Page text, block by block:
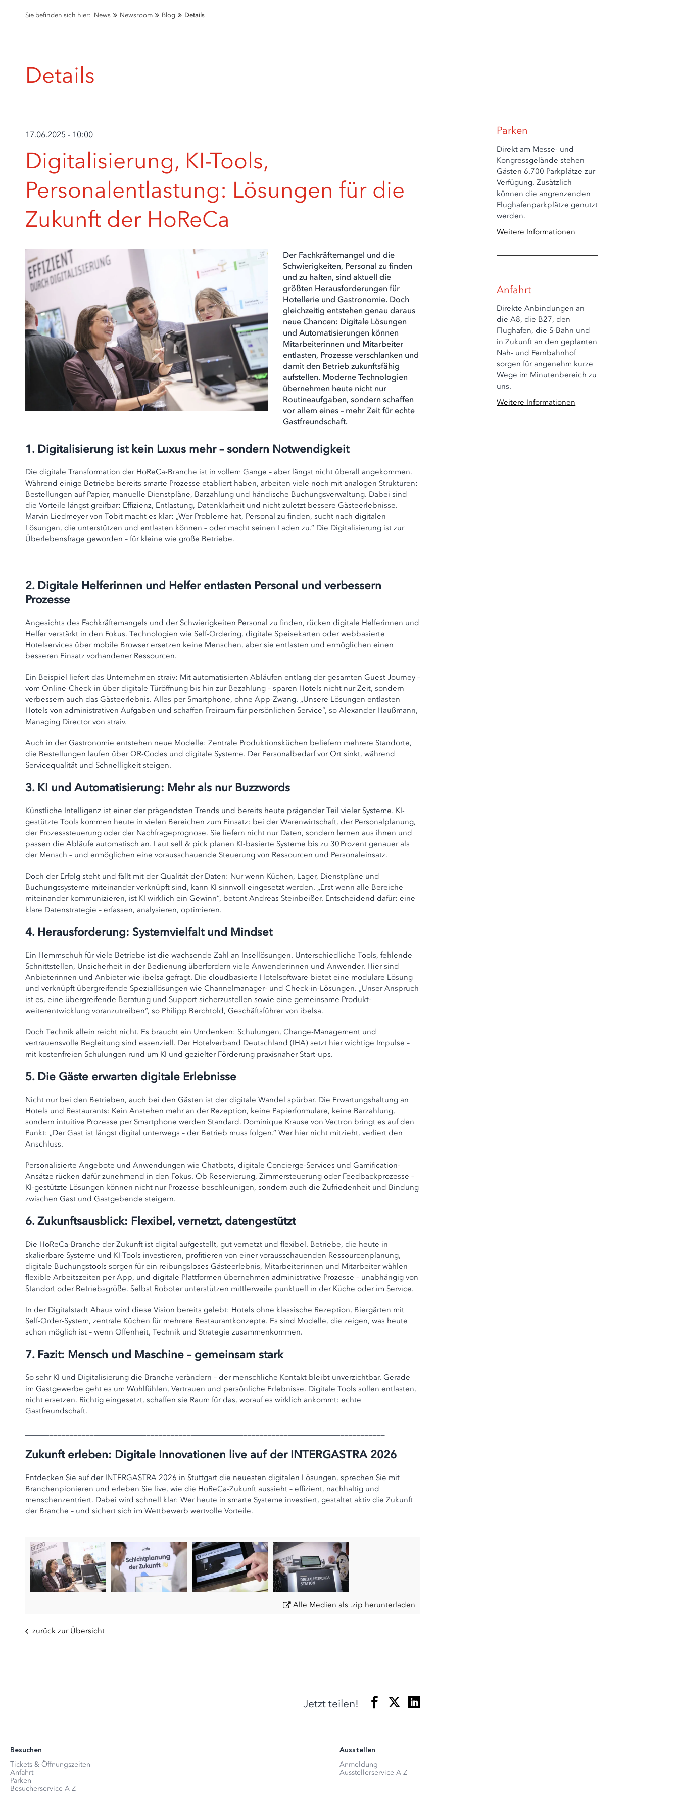
Sie befinden sich hier: News Newsroom Blog Details
Details
17.06.2025 - 10:00
Digitalisierung, KI-Tools,
Personalentlastung: Lösungen für die
Zukunft der HoReCa
Der Fachkräftemangel und die
Schwierigkeiten, Personal zu finden
und zu halten, sind aktuell die
größten Herausforderungen für
Hotellerie und Gastronomie. Doch
gleichzeitig entstehen genau daraus
neue Chancen: Digitale Lösungen
und Automatisierungen können
Mitarbeiterinnen und Mitarbeiter
entlasten, Prozesse verschlanken und
damit den Betrieb zukunftsfähig
aufstellen. Moderne Technologien
übernehmen heute nicht nur
Routineaufgaben, sondern schaffen
vor allem eines – mehr Zeit für echte
Gastfreundschaft.
1. Digitalisierung ist kein Luxus mehr – sondern Notwendigkeit
Die digitale Transformation der HoReCa-Branche ist in vollem Gange – aber längst nicht überall angekommen.
Während einige Betriebe bereits smarte Prozesse etabliert haben, arbeiten viele noch mit analogen Strukturen:
Bestellungen auf Papier, manuelle Dienstpläne, Barzahlung und händische Buchungsverwaltung. Dabei sind
die Vorteile längst greifbar: Effizienz, Entlastung, Datenklarheit und nicht zuletzt bessere Gästeerlebnisse.
Marvin Liedmeyer von Tobit macht es klar: „Wer Probleme hat, Personal zu finden, sucht nach digitalen
Lösungen, die unterstützen und entlasten können – oder macht seinen Laden zu.“ Die Digitalisierung ist zur
Überlebensfrage geworden – für kleine wie große Betriebe.
2. Digitale Helferinnen und Helfer entlasten Personal und verbessern
Prozesse
Angesichts des Fachkräftemangels und der Schwierigkeiten Personal zu finden, rücken digitale Helferinnen und
Helfer verstärkt in den Fokus. Technologien wie Self-Ordering, digitale Speisekarten oder webbasierte
Hotelservices über mobile Browser ersetzen keine Menschen, aber sie entlasten und ermöglichen einen
besseren Einsatz vorhandener Ressourcen.
Ein Beispiel liefert das Unternehmen straiv: Mit automatisierten Abläufen entlang der gesamten Guest Journey –
vom Online-Check-in über digitale Türöffnung bis hin zur Bezahlung – sparen Hotels nicht nur Zeit, sondern
verbessern auch das Gästeerlebnis. Alles per Smartphone, ohne App-Zwang. „Unsere Lösungen entlasten
Hotels von administrativen Aufgaben und schaffen Freiraum für persönlichen Service“, so Alexander Haußmann,
Managing Director von straiv.
Auch in der Gastronomie entstehen neue Modelle: Zentrale Produktionsküchen beliefern mehrere Standorte,
die Bestellungen laufen über QR-Codes und digitale Systeme. Der Personalbedarf vor Ort sinkt, während
Servicequalität und Schnelligkeit steigen.
3. KI und Automatisierung: Mehr als nur Buzzwords
Künstliche Intelligenz ist einer der prägendsten Trends und bereits heute prägender Teil vieler Systeme. KI-
gestützte Tools kommen heute in vielen Bereichen zum Einsatz: bei der Warenwirtschaft, der Personalplanung,
der Prozesssteuerung oder der Nachfrageprognose. Sie liefern nicht nur Daten, sondern lernen aus ihnen und
passen die Abläufe automatisch an. Laut sell & pick planen KI-basierte Systeme bis zu 30 Prozent genauer als
der Mensch – und ermöglichen eine vorausschauende Steuerung von Ressourcen und Personaleinsatz.
Doch der Erfolg steht und fällt mit der Qualität der Daten: Nur wenn Küchen, Lager, Dienstpläne und
Buchungssysteme miteinander verknüpft sind, kann KI sinnvoll eingesetzt werden. „Erst wenn alle Bereiche
miteinander kommunizieren, ist KI wirklich ein Gewinn“, betont Andreas Steinbeißer. Entscheidend dafür: eine
klare Datenstrategie – erfassen, analysieren, optimieren.
4. Herausforderung: Systemvielfalt und Mindset
Ein Hemmschuh für viele Betriebe ist die wachsende Zahl an Insellösungen. Unterschiedliche Tools, fehlende
Schnittstellen, Unsicherheit in der Bedienung überfordern viele Anwenderinnen und Anwender. Hier sind
Anbieterinnen und Anbieter wie ibelsa gefragt. Die cloudbasierte Hotelsoftware bietet eine modulare Lösung
und verknüpft übergreifende Speziallösungen wie Channelmanager- und Check-in-Lösungen. „Unser Anspruch
ist es, eine übergreifende Beratung und Support sicherzustellen sowie eine gemeinsame Produkt­
weiterentwicklung voranzutreiben“, so Philipp Berchtold, Geschäftsführer von ibelsa.
Doch Technik allein reicht nicht. Es braucht ein Umdenken: Schulungen, Change-Management und
vertrauensvolle Begleitung sind essenziell. Der Hotelverband Deutschland (IHA) setzt hier wichtige Impulse –
mit kostenfreien Schulungen rund um KI und gezielter Förderung praxisnaher Start-ups.
5. Die Gäste erwarten digitale Erlebnisse
Nicht nur bei den Betrieben, auch bei den Gästen ist der digitale Wandel spürbar. Die Erwartungshaltung an
Hotels und Restaurants: Kein Anstehen mehr an der Rezeption, keine Papierformulare, keine Barzahlung,
sondern intuitive Prozesse per Smartphone werden Standard. Dominique Krause von Vectron bringt es auf den
Punkt: „Der Gast ist längst digital unterwegs – der Betrieb muss folgen.“ Wer hier nicht mitzieht, verliert den
Anschluss.
Personalisierte Angebote und Anwendungen wie Chatbots, digitale Concierge-Services und Gamification-
Ansätze rücken dafür zunehmend in den Fokus. Ob Reservierung, Zimmersteuerung oder Feedbackprozesse –
KI-gestützte Lösungen können nicht nur Prozesse beschleunigen, sondern auch die Zufriedenheit und Bindung
zwischen Gast und Gastgebende steigern.
6. Zukunftsausblick: Flexibel, vernetzt, datengestützt
Die HoReCa-Branche der Zukunft ist digital aufgestellt, gut vernetzt und flexibel. Betriebe, die heute in
skalierbare Systeme und KI-Tools investieren, profitieren von einer vorausschauenden Ressourcenplanung,
digitale Buchungstools sorgen für ein reibungsloses Gästeerlebnis, Mitarbeiterinnen und Mitarbeiter wählen
flexible Arbeitszeiten per App, und digitale Plattformen übernehmen administrative Prozesse – unabhängig von
Standort oder Betriebsgröße. Selbst Roboter unterstützen mittlerweile punktuell in der Küche oder im Service.
In der Digitalstadt Ahaus wird diese Vision bereits gelebt: Hotels ohne klassische Rezeption, Biergärten mit
Self-Order-System, zentrale Küchen für mehrere Restaurantkonzepte. Es sind Modelle, die zeigen, was heute
schon möglich ist – wenn Offenheit, Technik und Strategie zusammenkommen.
7. Fazit: Mensch und Maschine – gemeinsam stark
So sehr KI und Digitalisierung die Branche verändern – der menschliche Kontakt bleibt unverzichtbar. Gerade
im Gastgewerbe geht es um Wohlfühlen, Vertrauen und persönliche Erlebnisse. Digitale Tools sollen entlasten,
nicht ersetzen. Richtig eingesetzt, schaffen sie Raum für das, worauf es wirklich ankommt: echte
Gastfreundschaft.
Zukunft erleben: Digitale Innovationen live auf der INTERGASTRA 2026
Entdecken Sie auf der INTERGASTRA 2026 in Stuttgart die neuesten digitalen Lösungen, sprechen Sie mit
Branchenpionieren und erleben Sie live, wie die HoReCa-Zukunft aussieht – effizient, nachhaltig und
menschenzentriert. Dabei wird schnell klar: Wer heute in smarte Systeme investiert, gestaltet aktiv die Zukunft
der Branche – und sichert sich im Wettbewerb wertvolle Vorteile.
Alle Medien als .zip herunterladen
zurück zur Übersicht
Jetzt teilen!
Parken
Direkt am Messe- und
Kongressgelände stehen
Gästen 6.700 Parkplätze zur
Verfügung. Zusätzlich
können die angrenzenden
Flughafenparkplätze genutzt
werden.
Weitere Informationen
Anfahrt
Direkte Anbindungen an
die A8, die B27, den
Flughafen, die S-Bahn und
in Zukunft an den geplanten
Nah- und Fernbahnhof
sorgen für angenehm kurze
Wege im Minutenbereich zu
uns.
Weitere Informationen
Besuchen
Tickets & Öffnungszeiten
Anfahrt
Parken
Besucherservice A-Z
Ausstellen
Anmeldung
Ausstellerservice A-Z